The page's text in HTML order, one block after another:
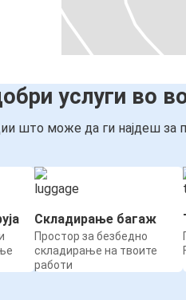
услуги во
што може да ги најдеш за
Складирање багаж
Простор за безбедно
складирање на твоите
работи